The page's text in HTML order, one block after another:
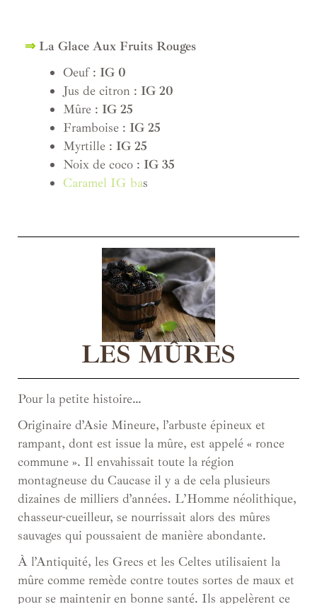
⇒ La Glace Aux Fruits Rouges
Oeuf : IG 0
Jus de citron : IG 20
Mûre : IG 25
Framboise : IG 25
Myrtille : IG 25
Noix de coco : IG 35
Caramel IG bas
LES MÛRES
Pour la petite histoire…
Originaire d’Asie Mineure, l’arbuste épineux et
rampant, dont est issue la mûre, est appelé « ronce
commune ». Il envahissait toute la région
montagneuse du Caucase il y a de cela plusieurs
dizaines de milliers d’années. L’Homme néolithique,
chasseur-cueilleur, se nourrissait alors des mûres
sauvages qui poussaient de manière abondante.
À l’Antiquité, les Grecs et les Celtes utilisaient la
mûre comme remède contre toutes sortes de maux et
pour se maintenir en bonne santé. Ils appelèrent ce